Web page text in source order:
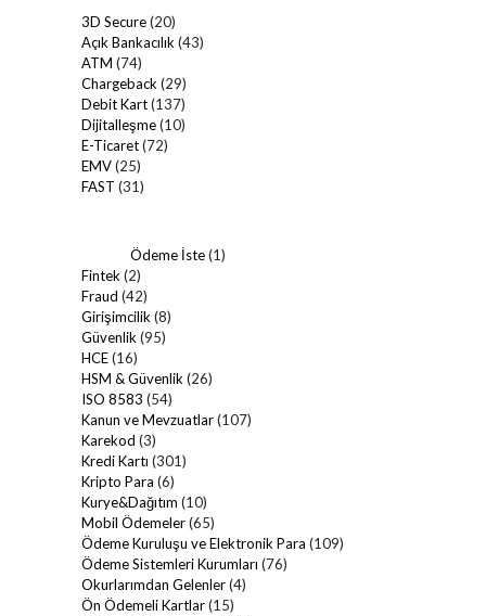
3D Secure(20)
Açık Bankacılık (43)
ATM (74)
Chargeback (29)
Debit Kart(137)
Dijitalleşme(10)
E-Ticaret(72)
EMV(25)
FAST (31)
Ödeme İste(1)
Fintek (2)
Fraud (42)
Girişimcilik (8)
Güvenlik (95)
HCE(16)
HSM & Güvenlik (26)
ISO 8583 (54)
Kanun ve Mevzuatlar(107)
Karekod (3)
Kredi Kartı (301)
Kripto Para (6)
Kurye&Dağıtım (10)
Mobil Ödemeler(65)
Ödeme Kuruluşu ve Elektronik Para (109)
Ödeme Sistemleri Kurumları (76)
Okurlarımdan Gelenler(4)
Ön Ödemeli Kartlar(15)